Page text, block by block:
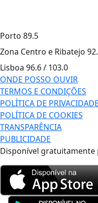
Porto 89.5
Zona Centro e Ribatejo
Lisboa 96.6 / 103.0
ONDE POSSO OUVIR
TERMOS E CONDIÇÕES
POLÍTICA DE PRIVACIDADE
POLÍTICA DE COOKIES
TRANSPARÊNCIA
PUBLICIDADE
Disponível gratuitamente